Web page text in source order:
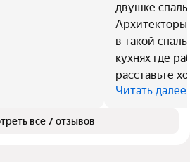
двушке
в такой
кухнях где
расставьте
Читать далее
все 7 отзывов